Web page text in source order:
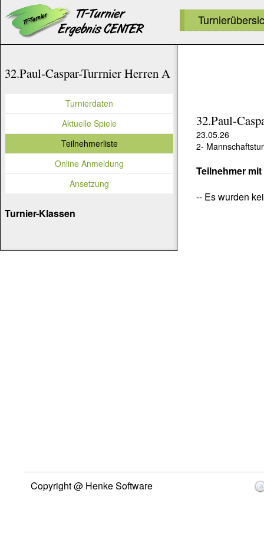
32.Paul-
23.05.26
2-
Teilnehmer
-- Es wurden
32.Paul-Caspar-Turrnier Herren A
Turnierdaten
Aktuelle Spiele
Teilnehmerliste
Online Anmeldung
Ansetzung
Turnier-Klassen
Copyright @ Henke Software